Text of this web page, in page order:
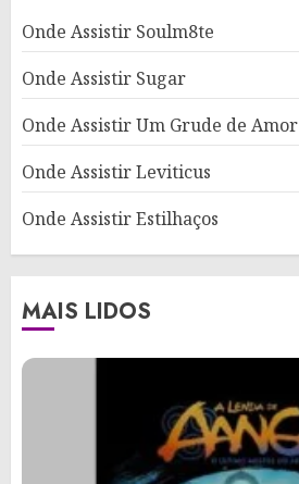
Onde Assistir Soulm8te
Onde Assistir Sugar
Onde Assistir Um Grude de Amor
Onde Assistir Leviticus
Onde Assistir Estilhaços
MAIS LIDOS